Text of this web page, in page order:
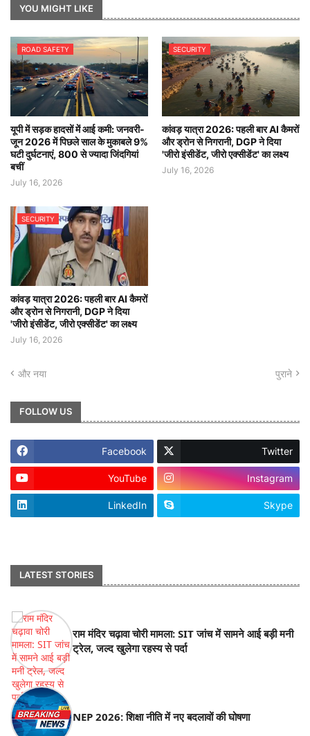
YOU MIGHT LIKE
ROAD SAFETY
यूपी में सड़क हादसों में आई कमी: जनवरी-
जून 2026 में पिछले साल के मुकाबले 9%
घटी दुर्घटनाएं, 800 से ज्यादा जिंदगियां
बचीं
July 16, 2026
SECURITY
कांवड़ यात्रा 2026: पहली बार AI कैमरों
और ड्रोन से निगरानी, DGP ने दिया
'जीरो इंसीडेंट, जीरो एक्सीडेंट' का लक्ष्य
July 16, 2026
SECURITY
कांवड़ यात्रा 2026: पहली बार AI कैमरों
और ड्रोन से निगरानी, DGP ने दिया
'जीरो इंसीडेंट, जीरो एक्सीडेंट' का लक्ष्य
July 16, 2026
और नया पुराने
FOLLOW US
Facebook Twitter
YouTube Instagram
LinkedIn Skype
LATEST STORIES
राम मंदिर चढ़ावा चोरी मामला: SIT जांच में सामने आई बड़ी मनी
ट्रेल, जल्द खुलेगा रहस्य से पर्दा
NEP 2026: शिक्षा नीति में नए बदलावों की घोषणा